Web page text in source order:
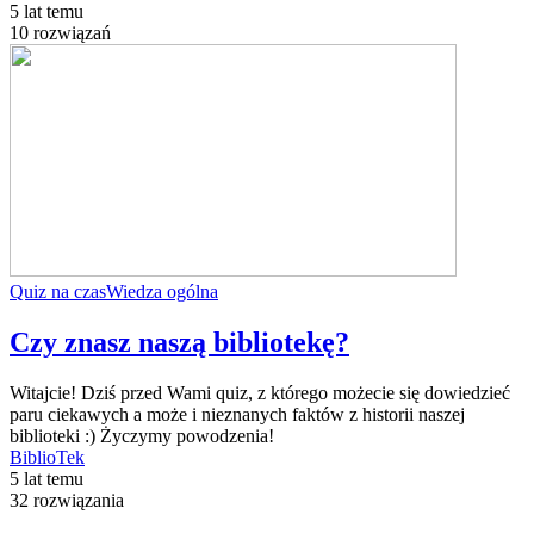
5 lat temu
10 rozwiązań
Quiz na czasWiedza ogólna
Czy znasz naszą bibliotekę?
Witajcie! Dziś przed Wami quiz, z którego możecie się dowiedzieć
paru ciekawych a może i nieznanych faktów z historii naszej
biblioteki :) Życzymy powodzenia!
BiblioTek
5 lat temu
32 rozwiązania